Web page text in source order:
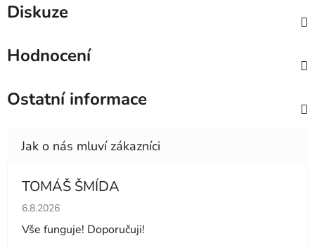
Diskuze
Hodnocení
Ostatní informace
TOMÁŠ ŠMÍDA
Hodnocení obchodu je 5 z 5 hvězdiček.
6.8.2026
Vše funguje! Doporučuji!